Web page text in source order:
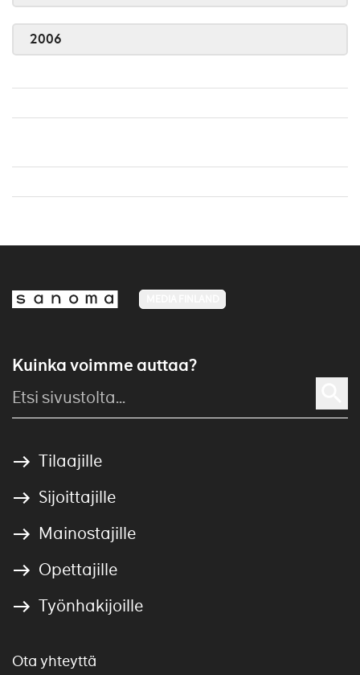
2006
Kuinka voimme auttaa?
Tilaajille
Sijoittajille
Mainostajille
Opettajille
Työnhakijoille
Ota yhteyttä